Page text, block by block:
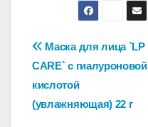
Навигация
по
записям
Маска для лица `LP
CARE` с гиалуроновой
кислотой
(увлажняющая) 22 г